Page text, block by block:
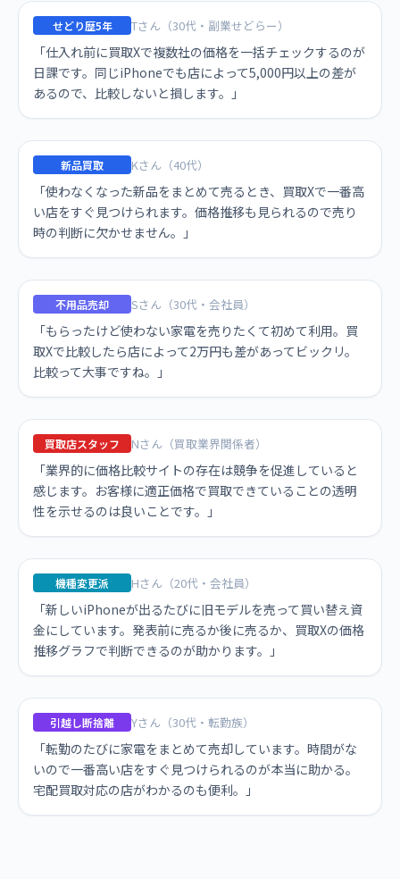
せどり歴5年 Tさん（30代・副業せどらー）
「仕入れ前に買取Xで複数社の価格を一括チェックするのが
日課です。同じiPhoneでも店によって5,000円以上の差が
あるので、比較しないと損します。」
新品買取 Kさん（40代）
「使わなくなった新品をまとめて売るとき、買取Xで一番高
い店をすぐ見つけられます。価格推移も見られるので売り
時の判断に欠かせません。」
不用品売却 Sさん（30代・会社員）
「もらったけど使わない家電を売りたくて初めて利用。買
取Xで比較したら店によって2万円も差があってビックリ。
比較って大事ですね。」
買取店スタッフ Nさん（買取業界関係者）
「業界的に価格比較サイトの存在は競争を促進していると
感じます。お客様に適正価格で買取できていることの透明
性を示せるのは良いことです。」
機種変更派 Hさん（20代・会社員）
「新しいiPhoneが出るたびに旧モデルを売って買い替え資
金にしています。発表前に売るか後に売るか、買取Xの価格
推移グラフで判断できるのが助かります。」
引越し断捨離 Yさん（30代・転勤族）
「転勤のたびに家電をまとめて売却しています。時間がな
いので一番高い店をすぐ見つけられるのが本当に助かる。
宅配買取対応の店がわかるのも便利。」